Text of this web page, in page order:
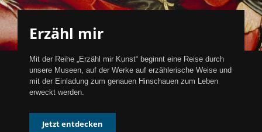
Erzähl mir
Mit der Reihe „Erzähl mir Kunst“ beginnt eine Reise durch
unsere Museen, auf der Werke auf erzählerische Weise und
mit der Einladung zum genauen Hinschauen zum Leben
erweckt werden.
Jetzt entdecken